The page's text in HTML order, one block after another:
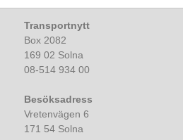
Transportnytt
Box 2082
169 02 Solna
08-514 934 00
Besöksadress
Vretenvägen 6
171 54 Solna